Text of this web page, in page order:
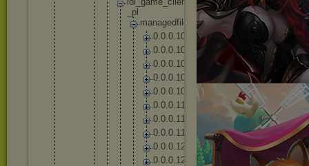
_p
managedfi e
0.0.0.10
0.0.0.10
0.0.0.10
0.0.0.10
0.0.0.10
0.0.0.11
0.0.0.11
0.0.0.11
0.0.0.12
0.0.0.12